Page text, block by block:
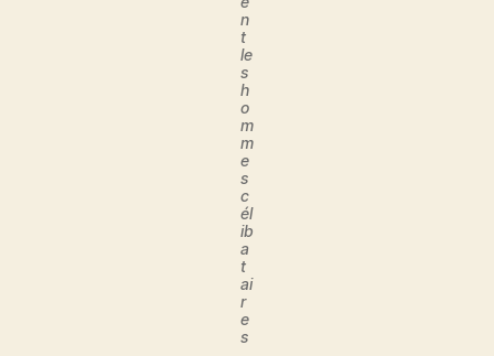
n
t
le
s
h
o
m
m
e
s
c
él
ib
a
t
ai
r
e
s